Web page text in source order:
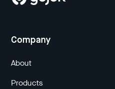
Company
About
Products